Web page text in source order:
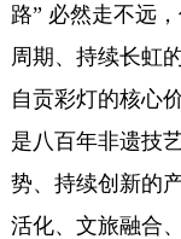
路” 必然走不远
周期、持续长虹
自贡彩灯的核心
是八百年非遗技
势、持续创新的
活化、文旅融合